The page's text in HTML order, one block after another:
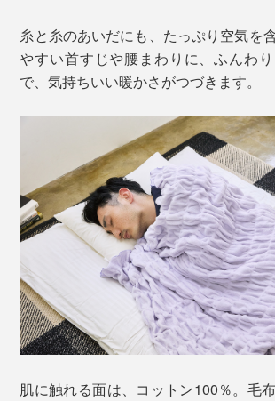
糸と糸のあいだにも、たっぷり空気を
やすい首すじや腰まわりに、ふんわ
で、気持ちいい暖かさがつづきます。
肌に触れる面は、コットン100％。毛